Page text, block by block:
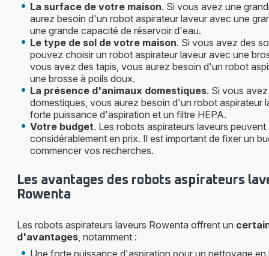
La surface de votre maison. Si vous avez une
aurez besoin d'un robot aspirateur laveur avec une
une grande capacité de réservoir d'eau.
Le type de sol de votre maison. Si vous avez des
pouvez choisir un robot aspirateur laveur avec une
vous avez des tapis, vous aurez besoin d'un robot
une brosse à poils doux.
La présence d'animaux domestiques. Si vous
domestiques, vous aurez besoin d'un robot aspirateur
forte puissance d'aspiration et un filtre HEPA.
Votre budget. Les robots aspirateurs laveurs peuvent
considérablement en prix. Il est important de fixer un
commencer vos recherches.
Les avantages des robots aspirateurs
Rowenta
Les robots aspirateurs laveurs Rowenta offrent un
d'avantages, notamment :
Une forte puissance d'aspiration pour un nettoyage